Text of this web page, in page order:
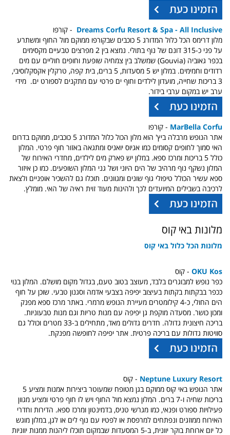
Dreams Corfu Resort & Spa - All Inclusive - קורפו
מלון דרימס הכל כלול המדורג 5 כוכבים שבקורפו ממוקם מול החוף ומשתרע
על פני כ-315 דונם של נוף בתולי. נמצא בין 2 מפרצים טבעיים מקסימים
בכפר גאוביה (Gouvia) שמשלב בין צמחיה שופעת וחופים חוליים עם מים
רדודים וחמימים. במלון יש 5 מסעדות, 5 ברים, בית קפה, טרקלין אקסקלוסיבי,
3 בריכות שחייה, מועדון לילדים וחוף ים פרטי עם מתקנים לספורט ים. מידי
ערב יש במקום ערבי בידור.
MarBella Corfu - קורפו
אתר הנופש מרבלה ביץ' הוא מלון הכול כלול המדורג 5 כוכבים, ממוקם בדרום
האי סמוך לחופים קסומים כמו אגיוס יואניס ומתגאה באזור חוף פרטי. המלון
כולל 5 בריכות ומרכז ספא. במלון יש פארק מים לילדים, מחדרי האירוח של
המלון נשקף נוף מרהיב של הים היוני ושל גני המלון השופעים. כמו כן איזור
ספא עשיר הכולל טיפולי גוף שונים ומגוונים. תוכלו גם להשכיר אופניים ולצאת
לרכיבה בשבילים המיועדים לכך ולהינות מעוד זוית ראיה של האי. מומלץ.
מלונות באי קוס
מלונות הכל כלול באי קוס
OKU Kos - קוס
כפר נופש למבוגרים בלבד, מעוצב בטוב טעם, בגדול מקום מושלם. המלון בנוי
ככפר בבקתות בקתות בעיצוב יפיפה בצבעי אדמה וסגנון טבעי. שוכן על חוף
הים החולי, כ-4 קילומטרים מעיירת הנופש מרמרי. באתר מרכז ספא מפנק
ומכון כושר. מסעדה מוקפת גן יפיפה עם מנות טריות וגם מנות טבעוניות.
בריכה חיצונית גדולה. חדרים גדולים מאד, מתחילים ב-33 מטרים וכולל גם
סוויטות גדולות עם בריכה פרטית. אתר יפיפה לחופשה מפנקת.
Neptune Luxury Resort - קוס
אתר הנופש באי קוס ממוקם בגן מטופח שמעוטר ביצירות אמנות ומציע 5
בריכות שחיה ו-7 ברים. המלון נמצא מול החוף ויש לו חוף פרטי ומציע מגוון
פעילויות ספורט ופנאי, כמו מגרשי טניס, בדמינטון ומרכז ספא. הדירות וחדרי
האירוח ממוזגים ונפתחים למרפסת או לפטיו עם נוף לים או לגן, במלון מוגש
כל יום ארוחת בוקר יוונית, ב-5 המסעדות שבמקום תוכלו ליהנות ממנות יווניות